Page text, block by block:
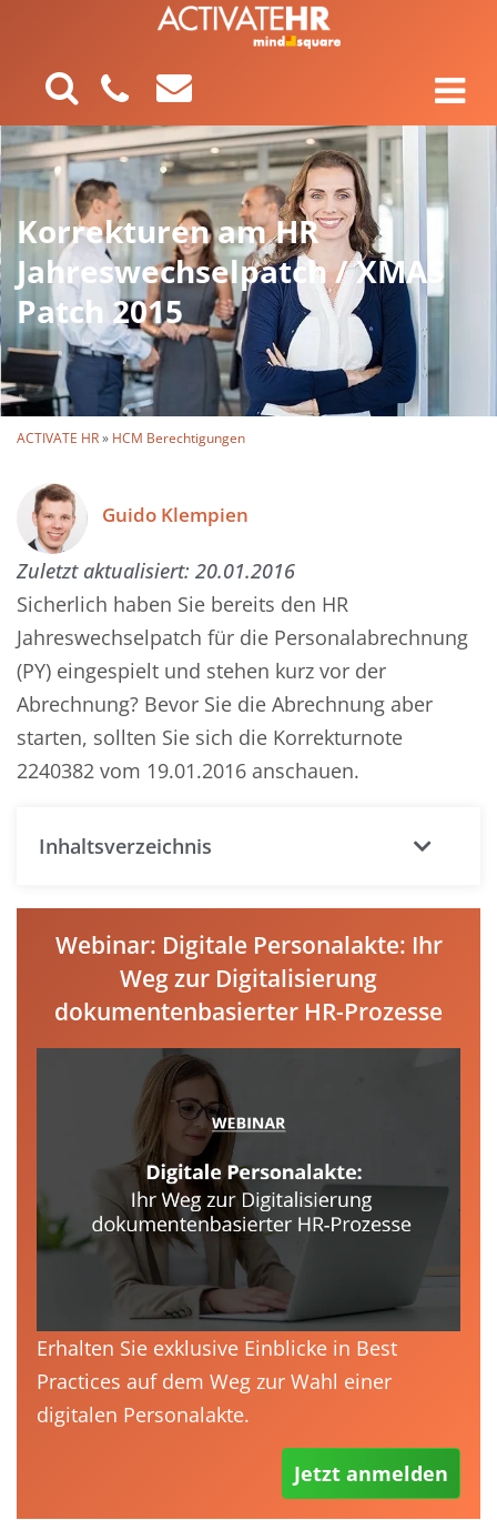
Korrekturen am HR
Jahreswechselpatch / XMAS
Patch 2015
ACTIVATE HR» HCM Berechtigungen
Guido Klempien
Zuletzt aktualisiert: 20.01.2016
Sicherlich haben Sie bereits den HR
Jahreswechselpatch für die Personalabrechnung
(PY) eingespielt und stehen kurz vor der
Abrechnung? Bevor Sie die Abrechnung aber
starten, sollten Sie sich die Korrekturnote
2240382 vom 19.01.2016 anschauen.
Inhaltsverzeichnis
Webinar: Digitale Personalakte: Ihr
Weg zur Digitalisierung
dokumentenbasierter HR-Prozesse
Erhalten Sie exklusive Einblicke in Best
Practices auf dem Weg zur Wahl einer
digitalen Personalakte.
Jetzt anmelden